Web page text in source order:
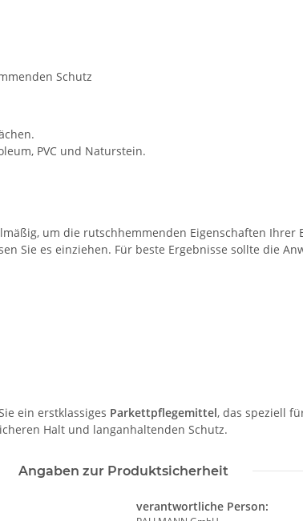
Schutz
PVC und Naturstein.
um die rutschhemmenden Eigenschaften
Sie es einziehen. Für beste Ergebnisse sollte die
ein erstklassiges Parkettpflegemittel, das speziell
Halt und langanhaltenden Schutz.
Angaben zur Produktsicherheit
verantwortliche Person: